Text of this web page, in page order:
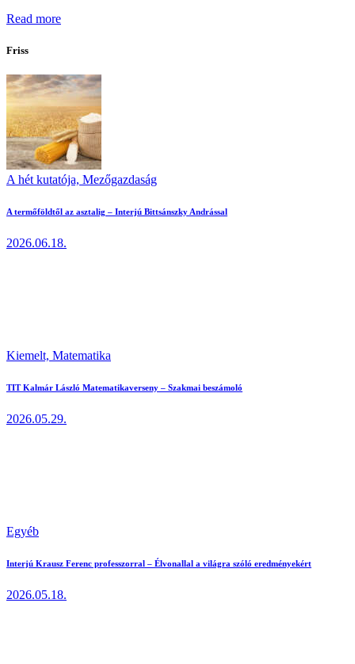
Read more
Friss
A hét kutatója, Mezőgazdaság
A termőföldtől az asztalig – Interjú Bittsánszky Andrással
2026.06.18.
Kiemelt, Matematika
TIT Kalmár László Matematikaverseny – Szakmai beszámoló
2026.05.29.
Egyéb
Interjú Krausz Ferenc professzorral – Élvonallal a világra szóló eredményekért
2026.05.18.